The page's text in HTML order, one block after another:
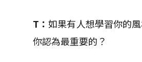
T：如果有人想學習你的
你認為最重要的？